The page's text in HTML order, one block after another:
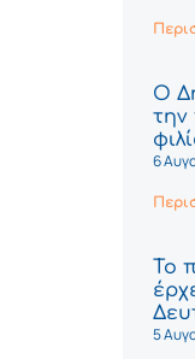
Ο
την
6
Το
5